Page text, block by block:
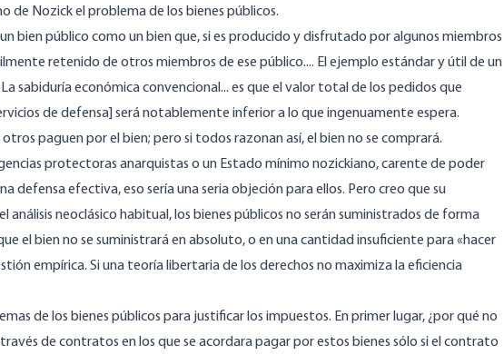
de Nozick el problema de los bienes públicos.
bien público como un bien que, si es producido y disfrutado por algunos miembros
retenido de otros miembros de ese público.... El ejemplo estándar y útil de un
sabiduría económica convencional... es que el valor total de los pedidos que
de defensa] será notablemente inferior a lo que ingenuamente espera.
paguen por el bien; pero si todos razonan así, el bien no se comprará.
protectoras anarquistas o un Estado mínimo nozickiano, carente de poder
defensa efectiva, eso sería una seria objeción para ellos. Pero creo que su
neoclásico habitual, los bienes públicos no serán suministrados de forma
el bien no se suministrará en absoluto, o en una cantidad insuficiente para «hacer
empírica. Si una teoría libertaria de los derechos no maximiza la eficiencia
de los bienes públicos para justificar los impuestos. En primer lugar, ¿por qué no
de contratos en los que se acordara pagar por estos bienes sólo si el contrato